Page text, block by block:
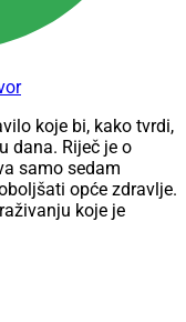
koje bi, kako tvrdi,
dana. Riječ je o
samo sedam
opće zdravlje.
koje je